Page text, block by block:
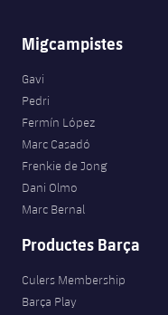
Migcampistes
Gavi
Pedri
Fermín López
Marc Casadó
Frenkie de Jong
Dani Olmo
Marc Bernal
Productes Barça
Culers Membership
Barça Play